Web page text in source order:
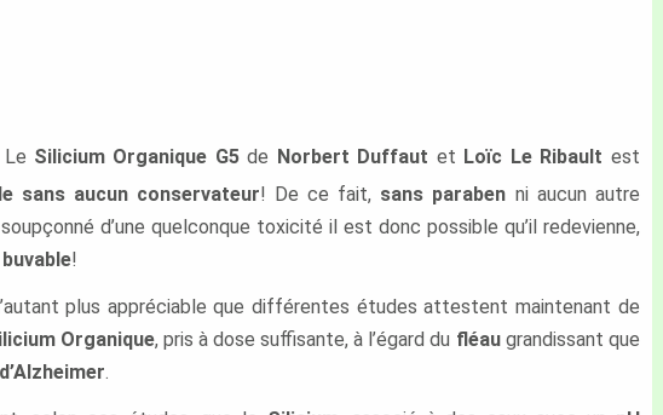
Silicium Organique G5de Norbert Duffaut et Loïc Le Ribault est
sans aucun conservateur! De ce fait, sans paraben ni aucun autre
d’une quelconque toxicité il est donc possible qu’il redevienne,
buvable!
plus appréciable que différentes études attestent maintenant de
Organique, pris à dose suffisante, à l’égard du fléau grandissant que
.